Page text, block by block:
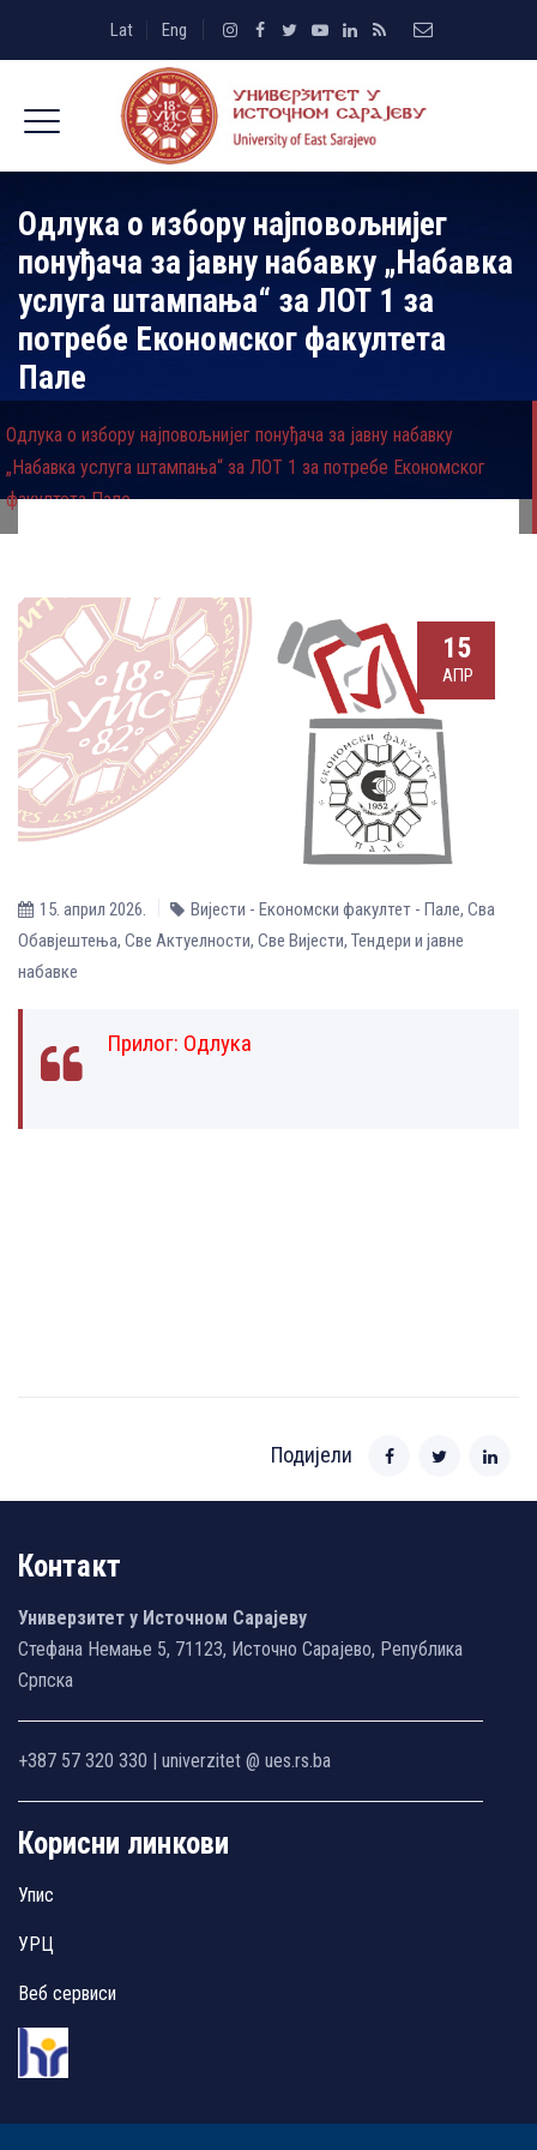
Lat Eng
Одлука о избору најповољнијег
понуђача за јавну набавку „Набавка
услуга штампања“ за ЛОТ 1 за
потребе Економског факултета
Пале
Одлука о избору најповољнијег понуђача за јавну набавку
„Набавка услуга штампања“ за ЛОТ 1 за потребе Економског
факултета Пале
15
АПР
15. април 2026. Вијести - Економски факултет - Пале, Сва
Обавјештења, Све Aктуелности, Све Вијести, Тендери и јавне
набавке
Прилог: Одлука
Подијели
Контакт
Универзитет у Источном Сарајеву
Стефана Немање 5, 71123, Источно Сарајево, Република
Српска
+387 57 320 330 | univerzitet @ ues.rs.ba
Корисни линкови
Упис
УРЦ
Веб сервиси